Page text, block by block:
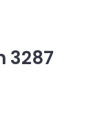
3287